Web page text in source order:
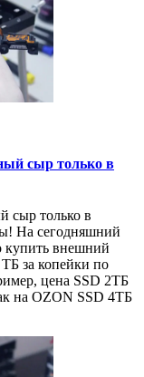
сыр только в
сыр только в
На сегодняшний
купить внешний
за копейки по
цена SSD 2ТБ
на OZON SSD 4ТБ